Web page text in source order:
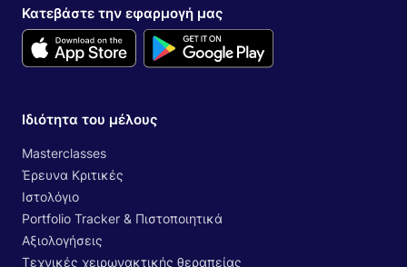
Κατεβάστε την εφαρμογή μας
Ιδιότητα του μέλους
Masterclasses
Έρευνα Κριτικές
Ιστολόγιο
Portfolio Tracker & Πιστοποιητικά
Αξιολογήσεις
Τεχνικές χειρωνακτικής θεραπείας